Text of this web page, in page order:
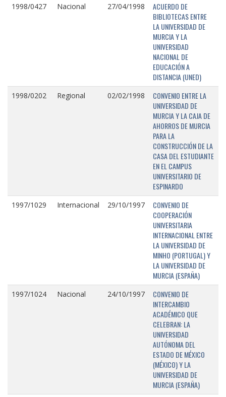
1998/0427 Nacional 27/04/1998
ACUERDO DE
BIBLIOTECAS ENTRE
LA UNIVERSIDAD DE
MURCIA Y LA
UNIVERSIDAD
NACIONAL DE
EDUCACIÓN A
DISTANCIA (UNED)
1998/0202 Regional 02/02/1998
CONVENIO ENTRE LA
UNIVERSIDAD DE
MURCIA Y LA CAJA DE
AHORROS DE MURCIA
PARA LA
CONSTRUCCIÓN DE LA
CASA DEL ESTUDIANTE
EN EL CAMPUS
UNIVERSITARIO DE
ESPINARDO
1997/1029 Internacional 29/10/1997
CONVENIO DE
COOPERACIÓN
UNIVERSITARIA
INTERNACIONAL ENTRE
LA UNIVERSIDAD DE
MINHO (PORTUGAL) Y
LA UNIVERSIDAD DE
MURCIA (ESPAÑA)
1997/1024 Nacional 24/10/1997
CONVENIO DE
INTERCAMBIO
ACADÉMICO QUE
CELEBRAN: LA
UNIVERSIDAD
AUTÓNOMA DEL
ESTADO DE MÉXICO
(MÉXICO) Y LA
UNIVERSIDAD DE
MURCIA (ESPAÑA)